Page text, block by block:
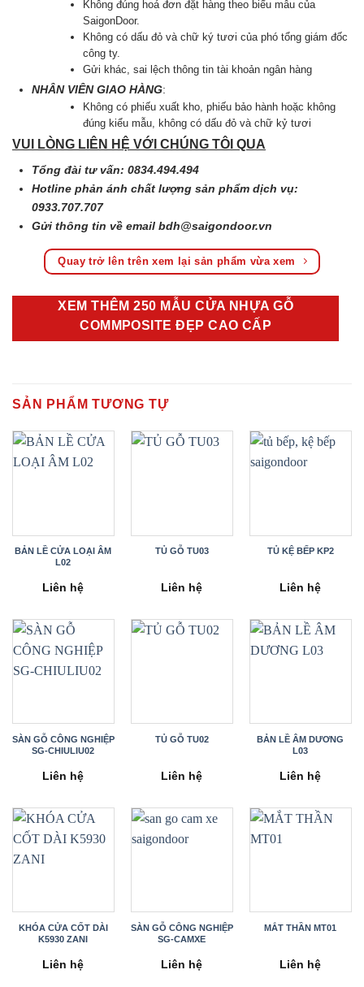
Không đúng hoá đơn đặt hàng theo biểu mẫu của
SaigonDoor.
Không có dấu đỏ và chữ ký tươi của phó tổng giám đốc
công ty.
Gửi khác, sai lệch thông tin tài khoản ngân hàng
NHÂN VIÊN GIAO HÀNG:
Không có phiếu xuất kho, phiếu bảo hành hoặc không
đúng kiểu mẫu, không có dấu đỏ và chữ kỷ tươi
VUI LÒNG LIÊN HỆ VỚI CHÚNG TÔI QUA
Tổng đài tư vấn: 0834.494.494
Hotline phản ánh chất lượng sản phẩm dịch vụ:
0933.707.707
Gửi thông tin về emailbdh@saigondoor.vn
Quay trở lên trên xem lại sản phẩm vừa xem
XEM THÊM 250 MẪU CỬA NHỰA GỖ
COMMPOSITE ĐẸP CAO CẤP
SẢN PHẨM TƯƠNG TỰ
BẢN LỀ CỬA LOẠI ÂM
L02
Liên hệ
TỦ GỖ TU03
Liên hệ
TỦ KỆ BẾP KP2
Liên hệ
SÀN GỖ CÔNG NGHIỆP
SG-CHIULIU02
Liên hệ
TỦ GỖ TU02
Liên hệ
BẢN LỀ ÂM DƯƠNG
L03
Liên hệ
KHÓA CỬA CỐT DÀI
K5930 ZANI
Liên hệ
SÀN GỖ CÔNG NGHIỆP
SG-CAMXE
Liên hệ
MẮT THẦN MT01
Liên hệ